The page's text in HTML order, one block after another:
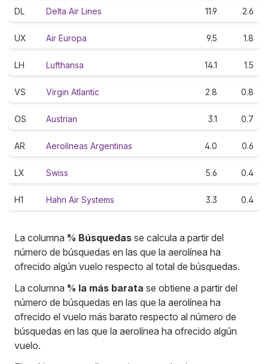
DL Delta Air Lines 11.9 2.6
UX Air Europa 9.5 1.8
LH Lufthansa 14.1 1.5
VS Virgin Atlantic 2.8 0.8
OS Austrian 3.1 0.7
AR Aerolíneas Argentinas 4.0 0.6
LX Swiss 5.6 0.4
H1 Hahn Air Systems 3.3 0.4
La columna % Búsquedas se calcula a partir del
número de búsquedas en las que la aerolínea ha
ofrecido algún vuelo respecto al total de búsquedas.
La columna % la más barata se obtiene a partir del
número de búsquedas en las que la aerolínea ha
ofrecido el vuelo más barato respecto al número de
búsquedas en las que la aerolínea ha ofrecido algún
vuelo.